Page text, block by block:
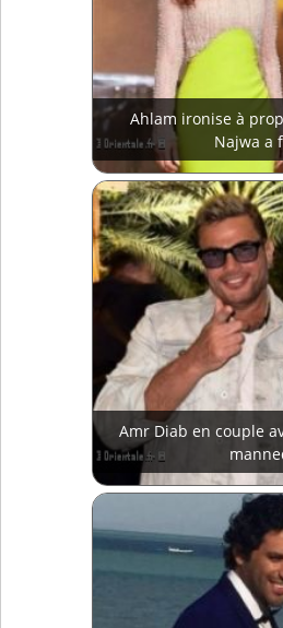
Ahlam ironise à
Najwa a
Amr Diab en couple